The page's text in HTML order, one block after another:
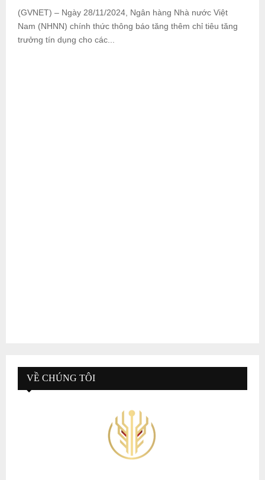
(GVNET) – Ngày 28/11/2024, Ngân hàng Nhà nước Việt
Nam (NHNN) chính thức thông báo tăng thêm chỉ tiêu tăng
trưởng tín dụng cho các...
VỀ CHÚNG TÔI